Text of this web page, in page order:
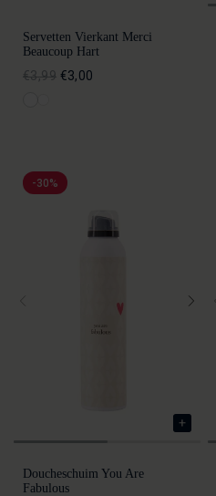
Servetten Vierkant Merci
Beaucoup Hart
€3,99 €3,00
-30%
Doucheschuim You Are
Fabulous